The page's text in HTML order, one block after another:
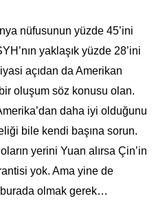
nüfusunun yüzde 45’ini
yaklaşık yüzde 28’ini
açıdan da Amerikan
oluşum söz konusu olan.
daha iyi olduğunu
bile kendi başına sorun.
yerini Yuan alırsa Çin’in
yok. Ama yine de
olmak gerek…